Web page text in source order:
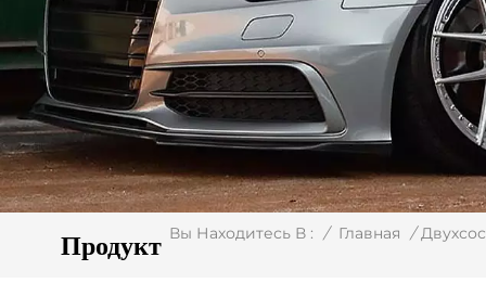
Продукт Вы Находитесь В : / Главная /